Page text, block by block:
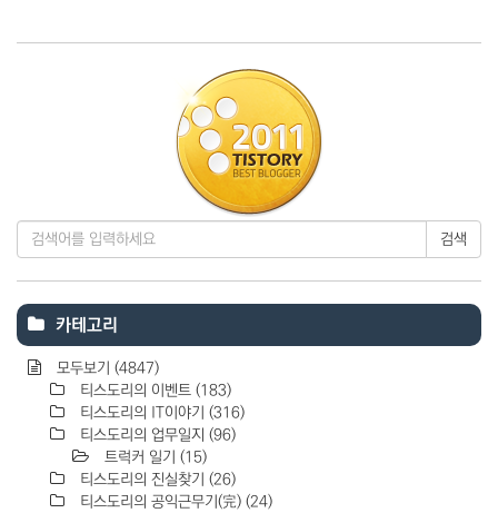
검색
카테고리
모두보기 (4847)
티스도리의 이벤트 (183)
티스도리의 IT이야기 (316)
티스도리의 업무일지 (96)
트럭커 일기 (15)
티스도리의 진실찾기 (26)
티스도리의 공익근무기(完) (24)